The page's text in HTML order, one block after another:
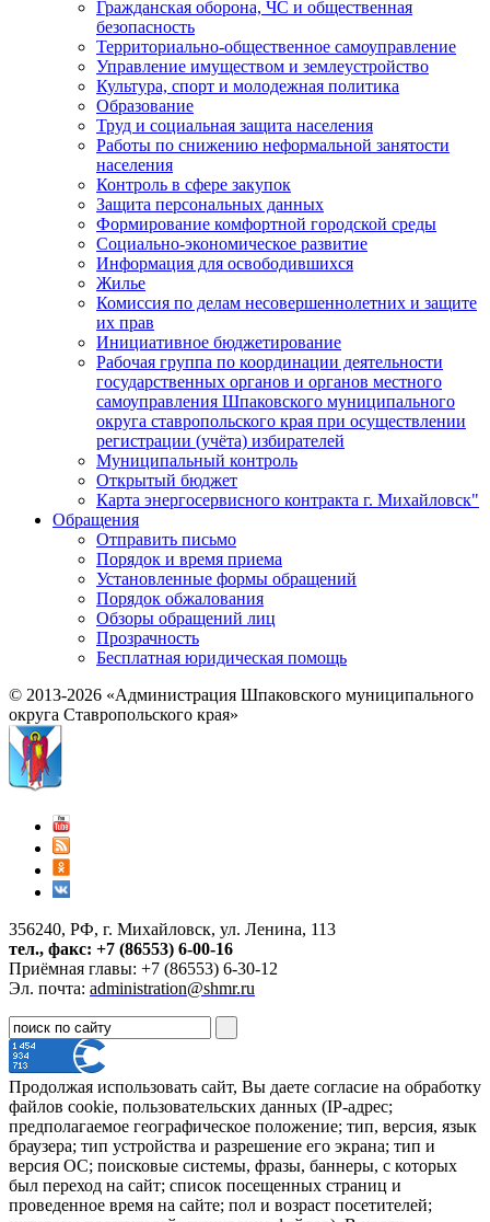
Гражданская оборона, ЧС и общественная
безопасность
Территориально-общественное самоуправление
Управление имуществом и землеустройство
Культура, спорт и молодежная политика
Образование
Труд и социальная защита населения
Работы по снижению неформальной занятости
населения
Контроль в сфере закупок
Защита персональных данных
Формирование комфортной городской среды
Социально-экономическое развитие
Информация для освободившихся
Жилье
Комиссия по делам несовершеннолетних и защите
их прав
Инициативное бюджетирование
Рабочая группа по координации деятельности
государственных органов и органов местного
самоуправления Шпаковского муниципального
округа ставропольского края при осуществлении
регистрации (учёта) избирателей
Муниципальный контроль
Открытый бюджет
Карта энергосервисного контракта г. Михайловск"
Обращения
Отправить письмо
Порядок и время приема
Установленные формы обращений
Порядок обжалования
Обзоры обращений лиц
Прозрачность
Бесплатная юридическая помощь
© 2013-2026 «Администрация Шпаковского муниципального
округа Ставропольского края»
356240, РФ, г. Михайловск, ул. Ленина, 113
тел., факс: +7 (86553) 6-00-16
Приёмная главы: +7 (86553) 6-30-12
Эл. почта: administration@shmr.ru
Продолжая использовать сайт, Вы даете согласие на обработку
файлов cookie, пользовательских данных (IP-адрес;
предполагаемое географическое положение; тип, версия, язык
браузера; тип устройства и разрешение его экрана; тип и
версия ОС; поисковые системы, фразы, баннеры, с которых
был переход на сайт; список посещенных страниц и
проведенное время на сайте; пол и возраст посетителей;